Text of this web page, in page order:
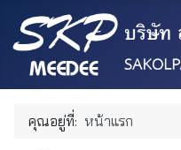
คุณอยู่ที่: หน้าแรก